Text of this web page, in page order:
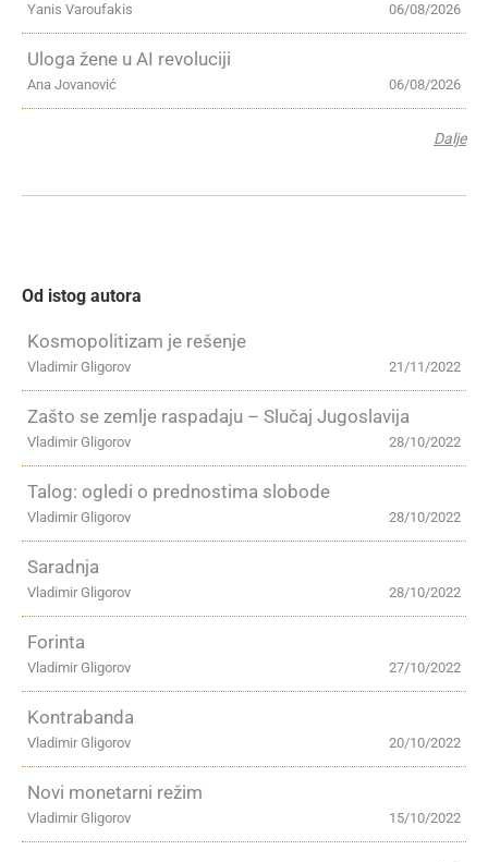
06/08/2026
Yanis Varoufakis
Uloga žene u AI revoluciji
06/08/2026
Ana Jovanović
Dalje
Od istog autora
Kosmopolitizam je rešenje
21/11/2022
Vladimir Gligorov
Zašto se zemlje raspadaju – Slučaj Jugoslavija
28/10/2022
Vladimir Gligorov
Talog: ogledi o prednostima slobode
28/10/2022
Vladimir Gligorov
Saradnja
28/10/2022
Vladimir Gligorov
Forinta
27/10/2022
Vladimir Gligorov
Kontrabanda
20/10/2022
Vladimir Gligorov
Novi monetarni režim
15/10/2022
Vladimir Gligorov